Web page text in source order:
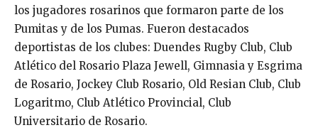
los jugadores rosarinos que formaron parte de los
Pumitas y de los Pumas. Fueron destacados
deportistas de los clubes: Duendes Rugby Club, Club
Atlético del Rosario Plaza Jewell, Gimnasia y Esgrima
de Rosario, Jockey Club Rosario, Old Resian Club, Club
Logaritmo, Club Atlético Provincial, Club
Universitario de Rosario.